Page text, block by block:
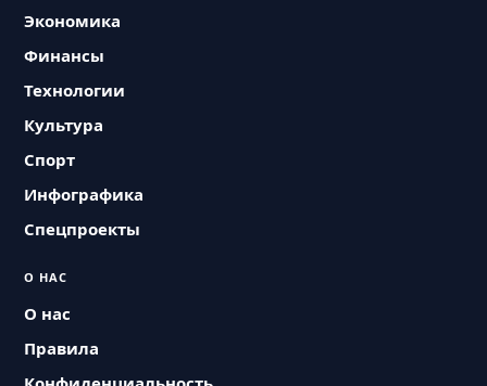
Экономика
Финансы
Технологии
Культура
Спорт
Инфографика
Спецпроекты
О НАС
О нас
Правила